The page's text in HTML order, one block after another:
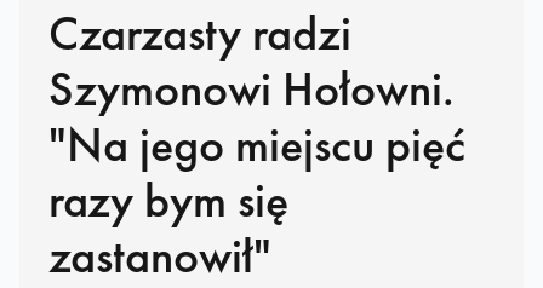
Czarzasty radzi
Szymonowi Hołowni.
"Na jego miejscu pięć
razy bym się
zastanowił"